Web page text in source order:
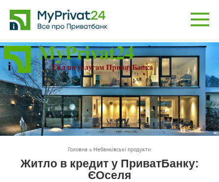
вмісту
Головна » Небанківські продукти
Житло в кредит у ПриватБанку:
ЄОселя